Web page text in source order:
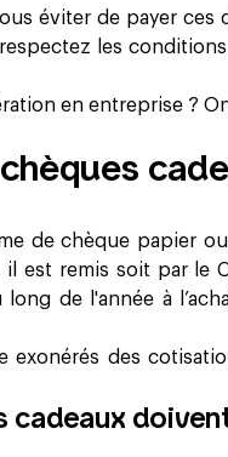
éviter de payer ces
les
en entreprise ?
de chèque papier
est remis soit par le
de l'année à
exonérés des
cadeaux